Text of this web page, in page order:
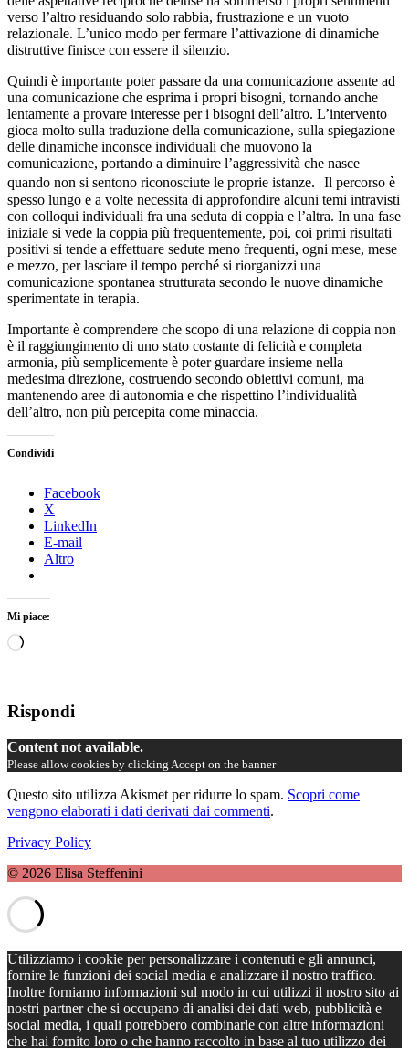
verso l’altro residuando solo rabbia, frustrazione e un vuoto
relazionale. L’unico modo per fermare l’attivazione di dinamiche
distruttive finisce con essere il silenzio.
Quindi è importante poter passare da una comunicazione assente ad
una comunicazione che esprima i propri bisogni, tornando anche
lentamente a provare interesse per i bisogni dell’altro. L’intervento
gioca molto sulla traduzione della comunicazione, sulla spiegazione
delle dinamiche inconsce individuali che muovono la
comunicazione, portando a diminuire l’aggressività che nasce
quando non si sentono riconosciute le proprie istanze. Il percorso è
spesso lungo e a volte necessita di approfondire alcuni temi intravisti
con colloqui individuali fra una seduta di coppia e l’altra. In una fase
iniziale si vede la coppia più frequentemente, poi, coi primi risultati
positivi si tende a effettuare sedute meno frequenti, ogni mese, mese
e mezzo, per lasciare il tempo perché si riorganizzi una
comunicazione spontanea strutturata secondo le nuove dinamiche
sperimentate in terapia.
Importante è comprendere che scopo di una relazione di coppia non
è il raggiungimento di uno stato costante di felicità e completa
armonia, più semplicemente è poter guardare insieme nella
medesima direzione, costruendo secondo obiettivi comuni, ma
mantenendo aree di autonomia e che rispettino l’individualità
dell’altro, non più percepita come minaccia.
Condividi
Facebook
X
LinkedIn
E-mail
Altro
Mi piace:
Caricamento
Rispondi
Content not available.
Please allow cookies by clicking Accept on the banner
Questo sito utilizza Akismet per ridurre lo spam. Scopri come
vengono elaborati i dati derivati dai commenti.
Privacy Policy
© 2026 Elisa Steffenini
Utilizziamo i cookie per personalizzare i contenuti e gli annunci,
fornire le funzioni dei social media e analizzare il nostro traffico.
Inoltre forniamo informazioni sul modo in cui utilizzi il nostro sito ai
nostri partner che si occupano di analisi dei dati web, pubblicità e
social media, i quali potrebbero combinarle con altre informazioni
che hai fornito loro o che hanno raccolto in base al tuo utilizzo dei